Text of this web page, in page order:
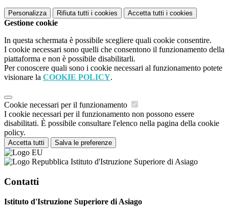
Personalizza Rifiuta tutti i cookies Accetta tutti i cookies
Gestione cookie
In questa schermata è possibile scegliere quali cookie consentire.
I cookie necessari sono quelli che consentono il funzionamento della
piattaforma e non è possibile disabilitarli.
Per conoscere quali sono i cookie necessari al funzionamento potete
visionare la COOKIE POLICY.
Cookie necessari per il funzionamento
I cookie necessari per il funzionamento non possono essere
disabilitati. È possibile consultare l'elenco nella pagina della cookie
policy.
Accetta tutti Salva le preferenze
Istituto d'Istruzione Superiore di Asiago
Contatti
Istituto d'Istruzione Superiore di Asiago